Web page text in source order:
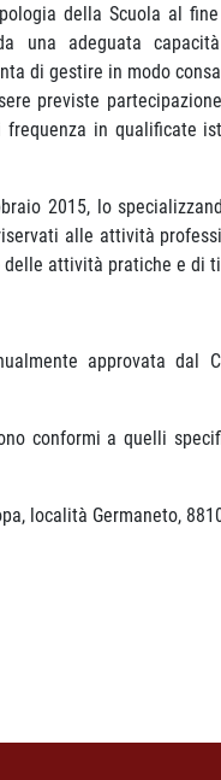
della Scuola al
una adeguata
di gestire in modo
previste
in qualificate
2015, lo
alle attività
attività pratiche e di
approvata dal
conformi a quelli
località Germaneto,